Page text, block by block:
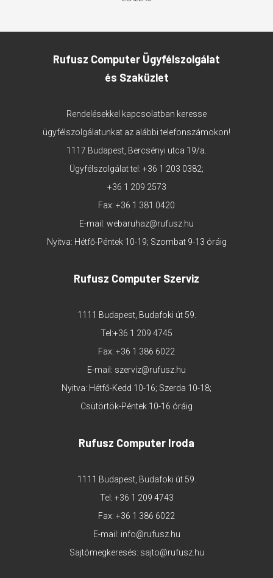
Rufusz Computer Ügyfélszolgálat
és Szaküzlet
Rendelésekkel kapcsolatban keresse
ügyfélszolgálatunkat az alábbi telefonszámokon!
1117 Budapest, Bercsényi utca 19/a.
Ügyfélszolgálat tel: +36 1 203 0382;
+36 1 209 2573
Fax: +36 1 381 0420
E-mail: webaruhaz@rufusz.hu
Nyitva: Hétfő-Péntek 10-19; Szombat 9-13 óráig
Rufusz Computer Szerviz
1111 Budapest, Budafoki út 59.
Tel:+36 1 209 4745
Fax: +36 1 386 6022
E-mail: szerviz@rufusz.hu
Nyitva: Hétfő-Kedd 10-16; Szerda 10-18;
Csütörtök-Péntek 10-16 óráig
Rufusz Computer Iroda
1111 Budapest, Budafoki út 59.
Tel: +36 1 209 4743
Fax: +36 1 386 6022
E-mail: info@rufusz.hu
Sajtómegkeresés: sajto@rufusz.hu